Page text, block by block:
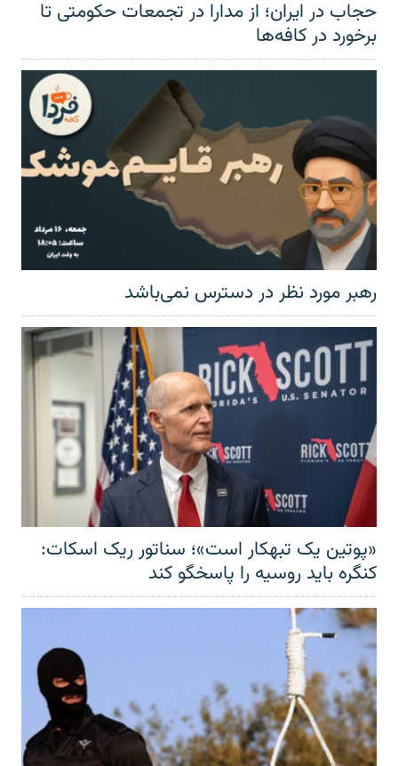
حجاب در ایران؛ از مدارا در تجمعات حکومتی تا
برخورد در کافه‌ها
رهبر مورد نظر در دسترس نمی‌باشد
«پوتین یک تبهکار است»؛ سناتور ریک اسکات:
کنگره باید روسیه را پاسخگو کند